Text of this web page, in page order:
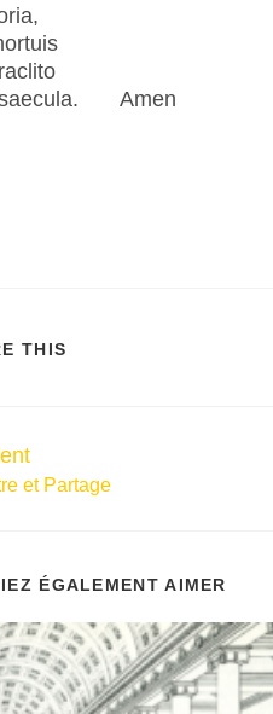
saecula. Amen
THIS
et Partage
ÉGALEMENT AIMER